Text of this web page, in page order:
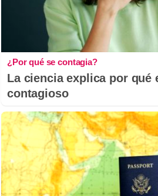
¿Por qué se contagia?
La ciencia explica por qué
contagioso